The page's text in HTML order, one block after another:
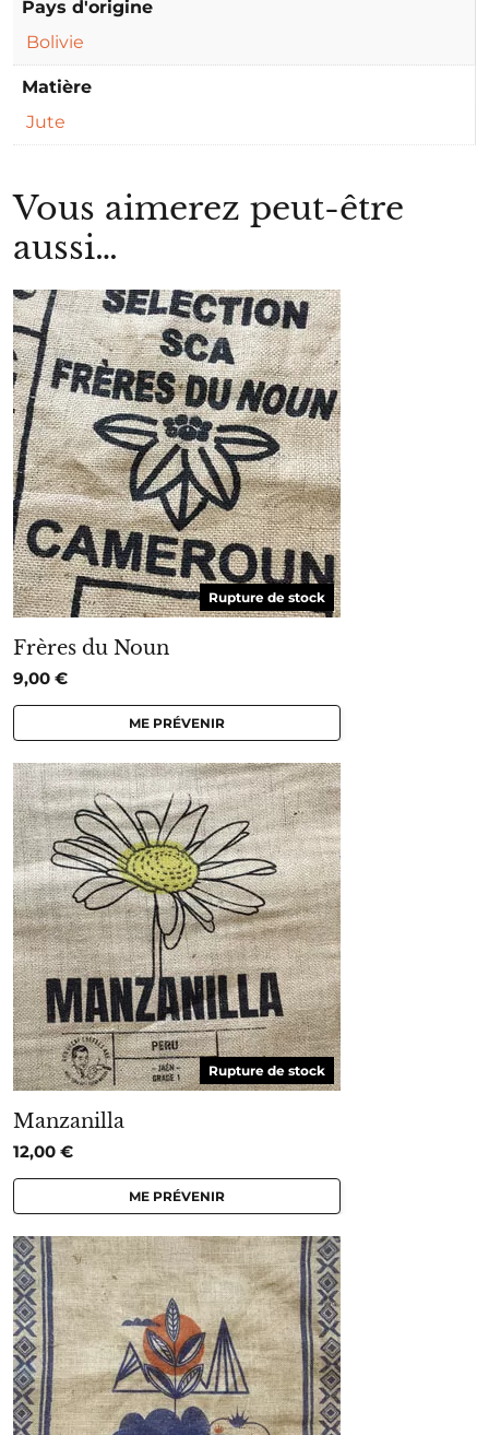
Pays d'origine
Bolivie
Matière
Jute
Vous aimerez peut-être
aussi…
Rupture de stock
Frères du Noun
9,00 €
ME PRÉVENIR
Rupture de stock
Manzanilla
12,00 €
ME PRÉVENIR